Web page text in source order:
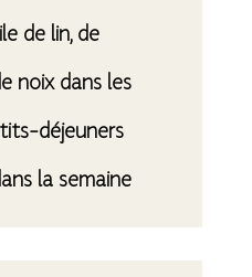
de lin, de
noix dans les
déjeuners
la semaine